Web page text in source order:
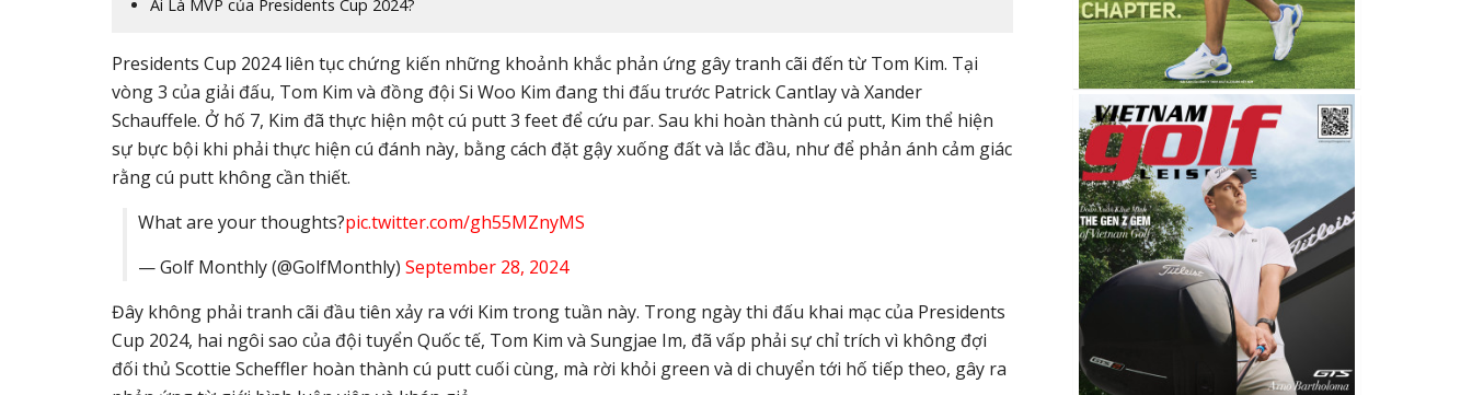
Ai Là MVP của Presidents Cup 2024?
Presidents Cup 2024 liên tục chứng kiến những khoảnh khắc phản ứng gây tranh cãi đến từ Tom Kim. Tại
vòng 3 của giải đấu, Tom Kim và đồng đội Si Woo Kim đang thi đấu trước Patrick Cantlay và Xander
Schauffele. Ở hố 7, Kim đã thực hiện một cú putt 3 feet để cứu par. Sau khi hoàn thành cú putt, Kim thể hiện
sự bực bội khi phải thực hiện cú đánh này, bằng cách đặt gậy xuống đất và lắc đầu, như để phản ánh cảm giác
rằng cú putt không cần thiết.
What are your thoughts?pic.twitter.com/gh55MZnyMS
— Golf Monthly (@GolfMonthly) September 28, 2024
Đây không phải tranh cãi đầu tiên xảy ra với Kim trong tuần này. Trong ngày thi đấu khai mạc của Presidents
Cup 2024, hai ngôi sao của đội tuyển Quốc tế, Tom Kim và Sungjae Im, đã vấp phải sự chỉ trích vì không đợi
đối thủ Scottie Scheffler hoàn thành cú putt cuối cùng, mà rời khỏi green và di chuyển tới hố tiếp theo, gây ra